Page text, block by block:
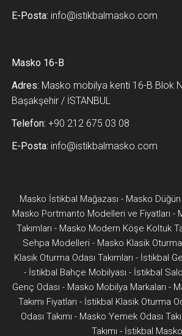
E-Posta: info@istikbalmasko.com
Masko 16-B
Adres: Masko mobilya kenti 16-B Blok
Başakşehir / İSTANBUL
Telefon: +90 212 675 03 08
E-Posta: info@istikbalmasko.com
Masko İstikbal Mağazası - Masko
Masko Portmanto Modelleri ve Fiyatları -
Takımları - Masko Modern Köşe Koltuk
Sehpa Modelleri- Masko Klasik Oturma
Klasik Oturma Odası Takımları - İstikbal
- İstikbal Bahçe Mobilyası - İstikbal
Genç Odası - Masko Mobilya Markaları -
Takımı Fiyatları - İstikbal Klasik Oturma
Odası Takımı - Masko Yemek Odası
Takımı - İstikbal Masko